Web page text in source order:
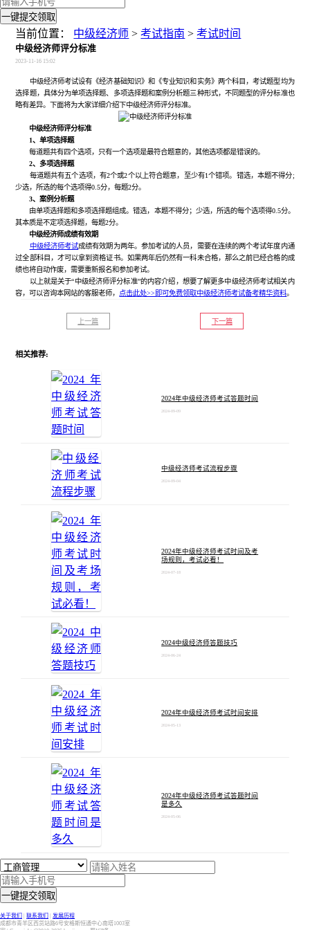
一键提交领取
当前位置： 中级经济师 >考试指南 >考试时间
中级经济师评分标准
2023-11-16 15:02
中级经济师考试设有《经济基础知识》和《专业知识和实务》两个科目，考试题型均为
选择题，具体分为单项选择题、多项选择题和案例分析题三种形式，不同题型的评分标准也
略有差异。下面将为大家详细介绍下中级经济师评分标准。
中级经济师评分标准
1、单项选择题
每道题共有四个选项，只有一个选项是最符合题意的，其他选项都是错误的。
2、多项选择题
每道题共有五个选项，有2个或2个以上符合题意，至少有1个错项。错选，本题不得分;
少选，所选的每个选项得0.5分，每题2分。
3、案例分析题
由单项选择题和多项选择题组成。错选，本题不得分；少选，所选的每个选项得0.5分。
其本质是不定项选择题，每题2分。
中级经济师成绩有效期
中级经济师考试成绩有效期为两年。参加考试的人员，需要在连续的两个考试年度内通
过全部科目，才可以拿到资格证书。如果两年后仍然有一科未合格，那么之前已经合格的成
绩也将自动作废，需要重新报名和参加考试。
以上就是关于“中级经济师评分标准”的内容介绍，想要了解更多中级经济师考试相关内
容，可以咨询本网站的客服老师， 点击此处>>即可免费领取中级经济师考试备考精华资料。
上一篇 下一篇
相关推荐:
2024年中级经济师考试答题时间
2024-09-09
中级经济师考试流程步骤
2024-09-04
2024年中级经济师考试时间及考
场规则，考试必看！
2024-07-18
2024中级经济师答题技巧
2024-06-24
2024年中级经济师考试时间安排
2024-05-13
2024年中级经济师考试答题时间
是多久
2024-05-06
一键提交领取
关于我们 联系我们
发展历程
成都市青羊区西货站路6号安格斯恒通中心南塔1003室